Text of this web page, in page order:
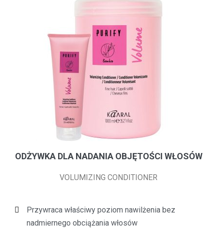
ODŻYWKA DLA NADANIA OBJĘTOŚCI WŁOSÓW
VOLUMIZING CONDITIONER
Przywraca właściwy poziom nawilżenia bez
nadmiernego obciążania włosów